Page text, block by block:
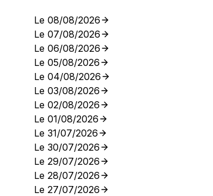
Le 08/08/2026
Le 07/08/2026
Le 06/08/2026
Le 05/08/2026
Le 04/08/2026
Le 03/08/2026
Le 02/08/2026
Le 01/08/2026
Le 31/07/2026
Le 30/07/2026
Le 29/07/2026
Le 28/07/2026
Le 27/07/2026